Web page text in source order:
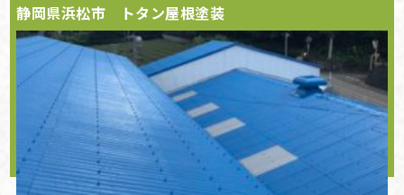
静岡県浜松市 トタン屋根塗装